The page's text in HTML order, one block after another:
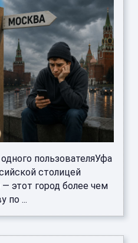
пользователяУфа
столицей
этот город более чем
по ...